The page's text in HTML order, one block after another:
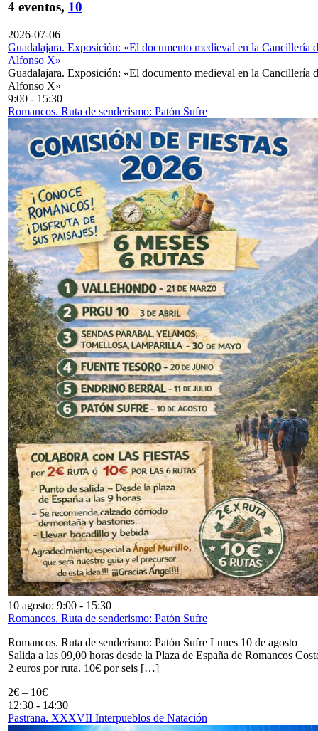
4 eventos, 10
2026-07-06
Guadalajara. Exposición: «El documento medieval en la Cancillería
Alfonso X»
Guadalajara. Exposición: «El documento medieval en la Cancillería
Alfonso X»
9:00 - 15:30
Romancos. Ruta de senderismo: Patón Sufre
10 agosto: 9:00 - 15:30
Romancos. Ruta de senderismo: Patón Sufre
Romancos. Ruta de senderismo: Patón Sufre Lunes 10 de agosto
Salida a las 09,00 horas desde la Plaza de España de Romancos
2 euros por ruta. 10€ por seis […]
2€ – 10€
12:30 - 14:30
Pastrana. XXXVII Interpueblos de Natación